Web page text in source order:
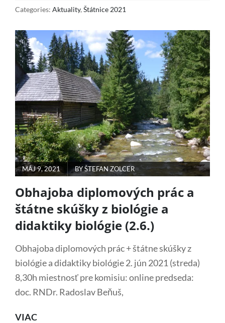
PRÁC
ŠTÁTNE
SKÚŠKY
Z
BIOLÓGIE
A
DIDAKTIKY
BIOLÓGIE
(3.6.)
Categories: Aktuality, Štátnice 2021
POSTED
ON
MÁJ 9, 2021 BYŠTEFAN ZOLCER
Obhajoba diplomových prác a
štátne skúšky z biológie a
didaktiky biológie (2.6.)
Obhajoba diplomových prác + štátne skúšky z
biológie a didaktiky biológie 2. jún 2021 (streda)
8,30h miestnosť pre komisiu: online predseda:
doc. RNDr. Radoslav Beňuš,
VIACOBHAJOBA